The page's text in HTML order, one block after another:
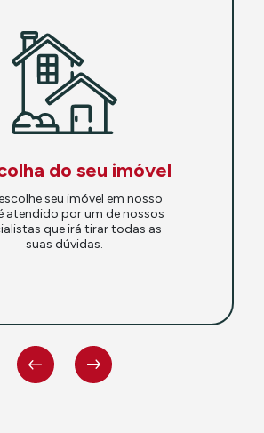
do seu imóvel
seu imóvel em nosso
atendido por um de nossos
que irá tirar todas as
suas dúvidas.